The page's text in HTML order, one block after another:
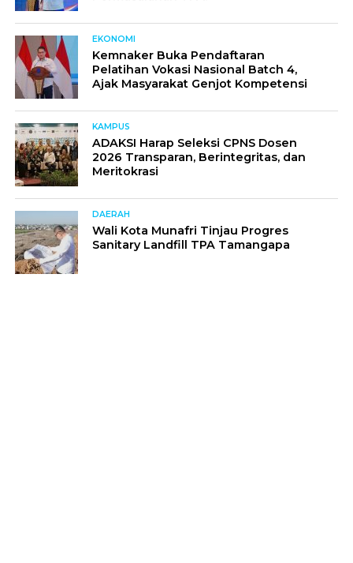
EKONOMI
Kemnaker Buka Pendaftaran
Pelatihan Vokasi Nasional Batch 4,
Ajak Masyarakat Genjot Kompetensi
KAMPUS
ADAKSI Harap Seleksi CPNS Dosen
2026 Transparan, Berintegritas, dan
Meritokrasi
DAERAH
Wali Kota Munafri Tinjau Progres
Sanitary Landfill TPA Tamangapa